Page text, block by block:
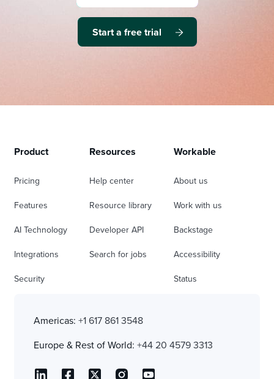
Start a free trial
Product
Pricing
Features
AI Technology
Integrations
Security
Resources
Help center
Resource library
Developer API
Search for jobs
Workable
About us
Work with us
Backstage
Accessibility
Status
Americas: +1 617 861 3548
Europe & Rest of World: +44 20 4579 3313